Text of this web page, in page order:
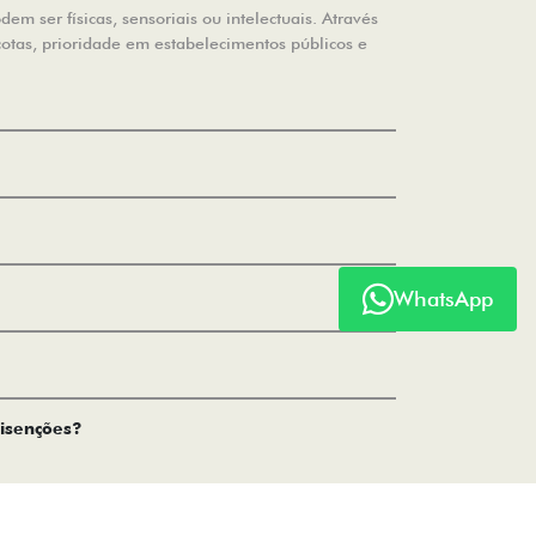
ser físicas, sensoriais ou intelectuais. Através
prioridade em estabelecimentos públicos e
WhatsApp